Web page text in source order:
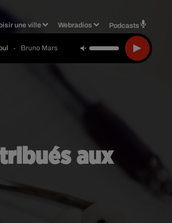
une ville Webradios Podcasts
- Bruno Mars
aux